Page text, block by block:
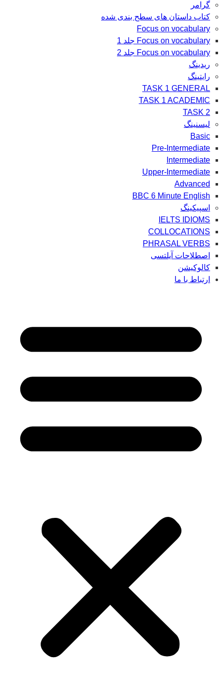
گرامر
کتاب داستان های سطح بندی شده
Focus on vocabulary
Focus on vocabulary جلد 1
Focus on vocabulary جلد 2
ریدینگ
رایتینگ
TASK 1 GENERAL
TASK 1 ACADEMIC
TASK 2
لیسنینگ
Basic
Pre-Intermediate
Intermediate
Upper-Intermediate
Advanced
BBC 6 Minute English
اسپیکینگ
IELTS IDIOMS
COLLOCATIONS
PHRASAL VERBS
اصطلاحات آیلتسی
کالوکیشن
ارتباط با ما